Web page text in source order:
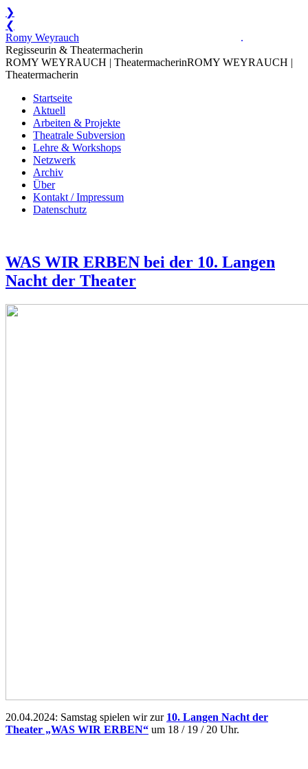
❯
❮
.
Zum
Inhalt
springen
Romy Weyrauch
Regisseurin & Theatermacherin
ROMY WEYRAUCH | TheatermacherinROMY WEYRAUCH |
Theatermacherin
Startseite
Aktuell
Arbeiten & Projekte
Theatrale Subversion
Lehre & Workshops
Netzwerk
Archiv
Über
Kontakt / Impressum
Datenschutz
WAS WIR ERBEN bei der 10. Langen
Nacht der Theater
20.04.2024: Samstag spielen wir zur 10. Langen Nacht der
Theater „WAS WIR ERBEN“ um 18 / 19 / 20 Uhr.